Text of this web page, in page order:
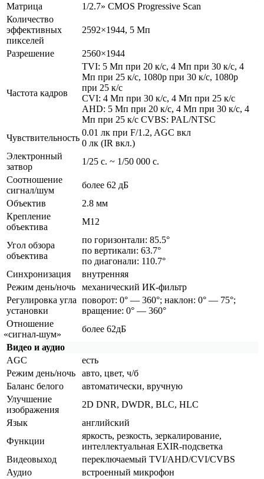
Матрица
1/2.7» CMOS Progressive Scan
Количество
эффективных
пикселей
2592×1944, 5 Мп
Разрешение 2560×1944
Частота кадров
TVI: 5 Мп при 20 к/с, 4 Мп при 30 к/с, 4
Мп при 25 к/с, 1080p при 30 к/с, 1080p
при 25 к/с
CVI: 4 Мп при 30 к/с, 4 Мп при 25 к/с
AHD: 5 Мп при 20 к/с, 4 Мп при 30 к/с, 4
Мп при 25 к/с CVBS: PAL/NTSC
Чувствительность
0.01 лк при F/1.2, AGC вкл
0 лк (IR вкл.)
Электронный
затвор
1/25 с. ~ 1/50 000 с.
Соотношение
сигнал/шум
более 62 дБ
Объектив
2.8 мм
Крепление
объектива
М12
Угол обзора
объектива
по горизонтали: 85.5°
по вертикали: 63.7°
по диагонали: 110.7°
Синхронизация
внутренняя
Режим день/ночь
механический ИК-фильтр
Регулировка угла
установки
поворот: 0° — 360°; наклон: 0° — 75°;
вращение: 0° — 360°
Отношение
«сигнал-шум»
более 62дБ
Видео и аудио
AGC
есть
Режим день/ночь
авто, цвет, ч/б
Баланс белого
автоматически, вручную
Улучшение
изображения
2D DNR, DWDR, BLC, HLC
Язык
английский
Функции
яркость, резкость, зеркалирование,
интеллектуальная EXIR-подсветка
Видеовыход
переключаемый TVI/AHD/CVI/CVBS
Аудио
встроенный микрофон